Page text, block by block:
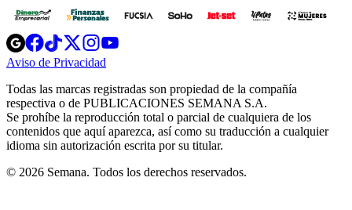
Opens
in
new
Opens
in
new
Opens
in
new
window
Opens
new
windowwindow
Aviso de Privacidad
new
window
Todas las marcas registradas son propiedad de la compañía
respectiva o de PUBLICACIONES SEMANA S.A.
Se prohíbe la reproducción total o parcial de cualquiera de los
contenidos que aquí aparezca, así como su traducción a cualquier
idioma sin autorización escrita por su titular.
© 2026 Semana. Todos los derechos reservados.